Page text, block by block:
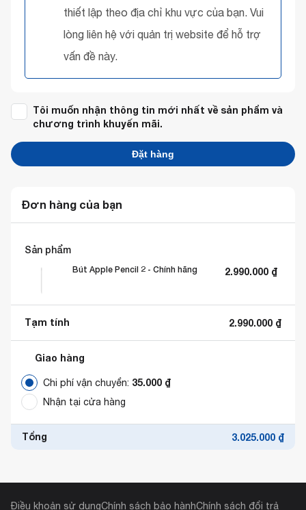
thiết lập theo địa chỉ khu vực của bạn. Vui
lòng liên hệ với quản trị website để hỗ trợ
vấn đề này.
Tôi muốn nhận thông tin mới nhất về sản phẩm và
chương trình khuyến mãi.
Đặt hàng
Đơn hàng của bạn
Sản phẩm
Bút Apple Pencil 2 - Chính hãng 2.990.000 ₫
Tạm tính 2.990.000 ₫
Giao hàng
Chi phí vận chuyển: 35.000 ₫
Nhận tại cửa hàng
Tổng 3.025.000 ₫
Điều khoản sử dụngChính sách bảo hànhChính sách đổi trả